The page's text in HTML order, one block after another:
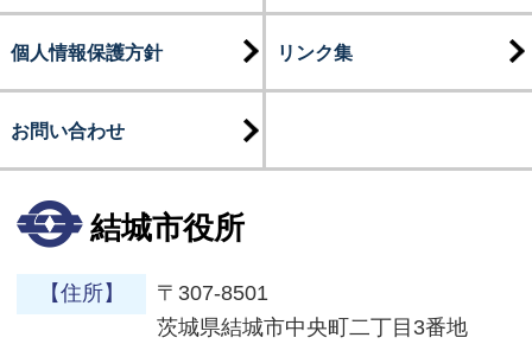
個人情報保護方針 リンク集
お問い合わせ
結城市役所
【住所】
〒307-8501
茨城県結城市中央町二丁目3番地